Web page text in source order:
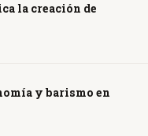
la creación de
y barismo en